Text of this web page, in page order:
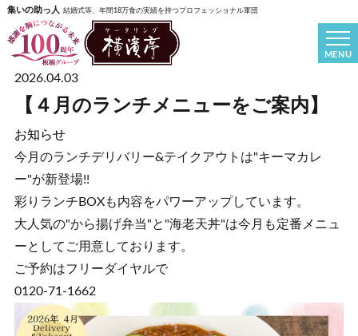
集いの助っ人 結婚式等、年間18万食の実績を持つプロフェッショナル軍団
MENU
2026.04.03
【４月のランチメニューをご案内】
お知らせ
今月のランチデリバリー&テイクアウトは"キーマカレ
ー"が新登場!!
彩りランチBOXも内容をパワーアップしています。
大人気の"から揚げ弁当"と"海老天丼"は今月も定番メニュ
ーとしてご用意しております。
ご予約はフリーダイヤルで
0120-71-1662